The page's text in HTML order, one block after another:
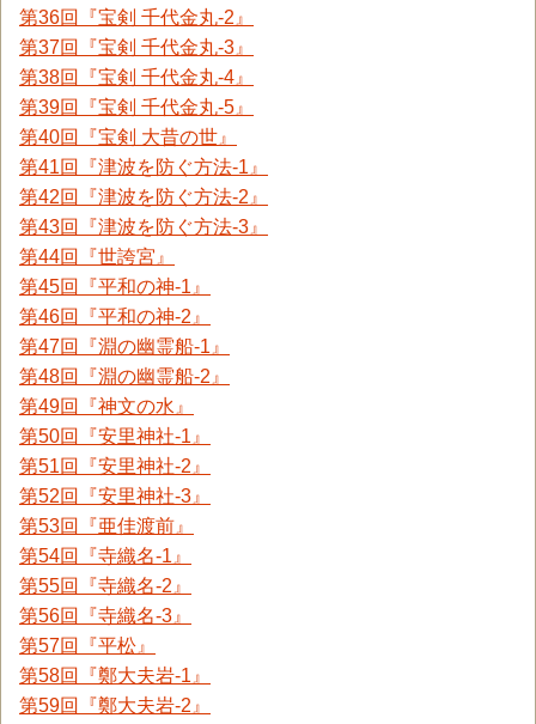
第36回『宝剣 千代金丸-2』
第37回『宝剣 千代金丸-3』
第38回『宝剣 千代金丸-4』
第39回『宝剣 千代金丸-5』
第40回『宝剣 大昔の世』
第41回『津波を防ぐ方法-1』
第42回『津波を防ぐ方法-2』
第43回『津波を防ぐ方法-3』
第44回『世誇宮』
第45回『平和の神-1』
第46回『平和の神-2』
第47回『淵の幽霊船-1』
第48回『淵の幽霊船-2』
第49回『神文の水』
第50回『安里神社-1』
第51回『安里神社-2』
第52回『安里神社-3』
第53回『亜佳渡前』
第54回『寺織名-1』
第55回『寺織名-2』
第56回『寺織名-3』
第57回『平松』
第58回『鄭大夫岩-1』
第59回『鄭大夫岩-2』